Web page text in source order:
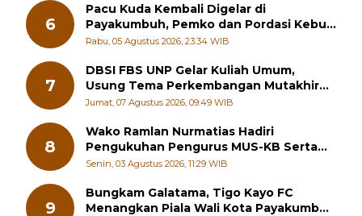
6
Pacu Kuda Kembali Digelar di
Payakumbuh, Pemko dan Pordasi Kebut
Persiapan!
Rabu, 05 Agustus 2026, 23:34 WIB
7
DBSI FBS UNP Gelar Kuliah Umum,
Usung Tema Perkembangan Mutakhir
Sastra Dunia
Jumat, 07 Agustus 2026, 09:49 WIB
8
Wako Ramlan Nurmatias Hadiri
Pengukuhan Pengurus MUS-KB Serta
LMKB Periode 2026-2031,
Senin, 03 Agustus 2026, 11:29 WIB
9
Bungkam Galatama, Tigo Kayo FC
Menangkan Piala Wali Kota Payakumbuh